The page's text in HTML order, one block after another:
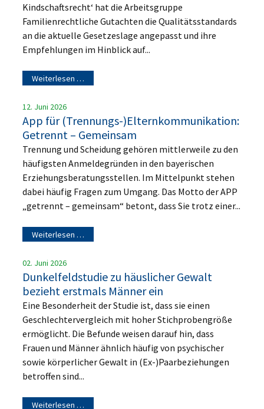
Kindschaftsrecht‘ hat die Arbeitsgruppe
Familienrechtliche Gutachten die Qualitätsstandards
an die aktuelle Gesetzeslage angepasst und ihre
Empfehlungen im Hinblick auf...
Weiterlesen …
12. Juni 2026
App für (Trennungs-)Elternkommunikation:
Getrennt – Gemeinsam
Trennung und Scheidung gehören mittlerweile zu den
häufigsten Anmeldegründen in den bayerischen
Erziehungsberatungsstellen. Im Mittelpunkt stehen
dabei häufig Fragen zum Umgang. Das Motto der APP
„getrennt – gemeinsam“ betont, dass Sie trotz einer...
Weiterlesen …
02. Juni 2026
Dunkelfeldstudie zu häuslicher Gewalt
bezieht erstmals Männer ein
Eine Besonderheit der Studie ist, dass sie einen
Geschlechtervergleich mit hoher Stichprobengröße
ermöglicht. Die Befunde weisen darauf hin, dass
Frauen und Männer ähnlich häufig von psychischer
sowie körperlicher Gewalt in (Ex-)Paarbeziehungen
betroffen sind...
Weiterlesen …